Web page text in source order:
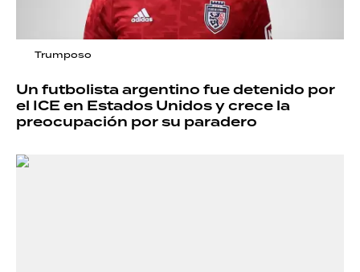
Trumposo
Un futbolista argentino fue detenido por
el ICE en Estados Unidos y crece la
preocupación por su paradero